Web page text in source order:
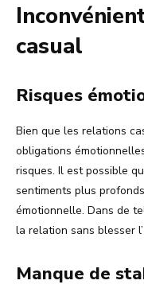
casual
Risques
Bien que les relations
obligations
risques. Il est possible
sentiments plus
émotionnelle. Dans de
la relation sans blesser
Manque de